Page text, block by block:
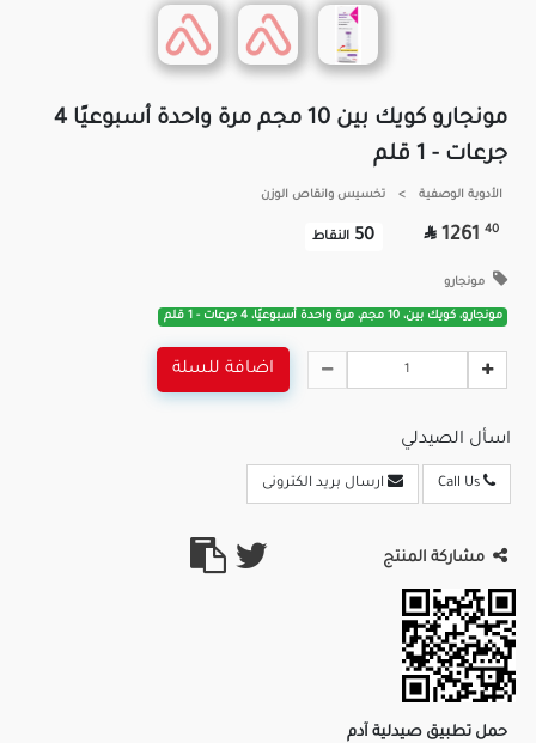
مونجارو كويك بين 10 مجم مرة واحدة أسبوعيًا 4
جرعات - 1 قلم
الأدوية الوصفية > تخسيس وانقاص الوزن
40
1261

50 النقاط
مونجارو
مونجارو، كويك بين، 10 مجم، مرة واحدة أسبوعيًا، 4 جرعات - 1 قلم
اضافة للسلة
اسأل الصيدلي
ارسال بريد الكترونى
مشاركة المنتج
حمل تطبيق صيدلية آدم